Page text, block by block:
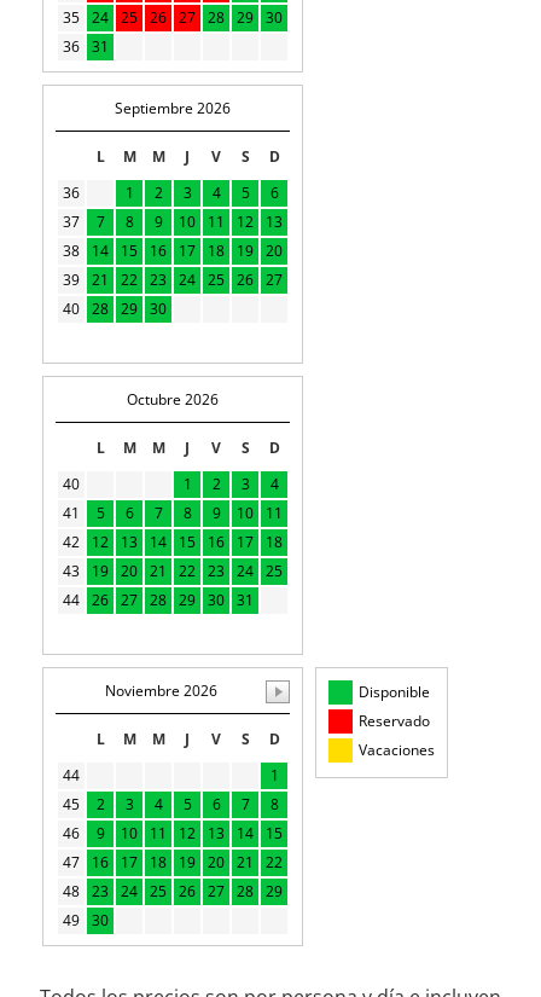
35 24 25 26 27 28 29 30
36 31
Septiembre 2026
L M M J V S
D
36
1 2 3 4 5
6
37
7 8 9 10 11 12
13
38
14 15 16 17 18 19 20
39 21 22 23 24 25 26 27
40 28 29 30
Octubre 2026
L M M J V S
D
40
1 2 3
4
41
5 6 7 8 9 10
11
42
12 13 14 15 16 17
18
43
19 20 21 22 23 24 25
44 26 27 28 29 30 31
Noviembre 2026
L M M J V S
D
44
1
45
2 3 4 5 6 7
8
46
9 10 11 12 13 14
15
47
16 17 18 19 20 21
22
48 23 24 25 26 27 28 29
49 30
Disponible
Reservado
Vacaciones